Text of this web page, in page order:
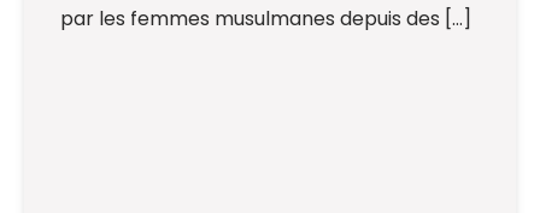
par les femmes musulmanes depuis des […]